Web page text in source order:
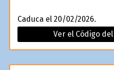
Caduca el 20/02/2026.
Ver el Código